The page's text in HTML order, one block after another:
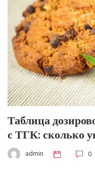
Таблица
с ТГК: сколько
admin 0